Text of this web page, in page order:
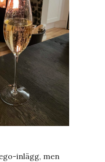
inlägg, men